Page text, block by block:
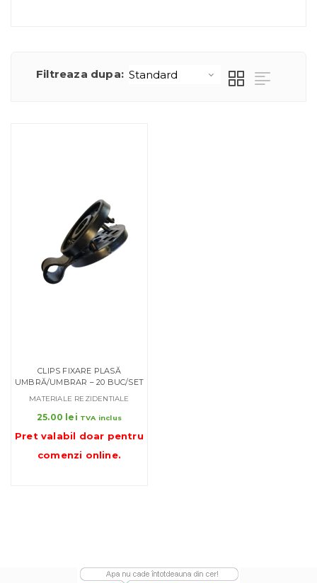
Filtreaza dupa:
CLIPS FIXARE PLASĂ
UMBRĂ/UMBRAR – 20 BUC/SET
MATERIALE REZIDENTIALE
25.00 lei TVA inclus
Pret valabil doar pentru
comenzi online.